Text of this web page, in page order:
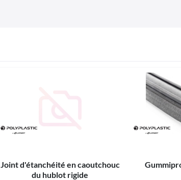
Joint d'étanchéité en caoutchouc
du hublot rigide